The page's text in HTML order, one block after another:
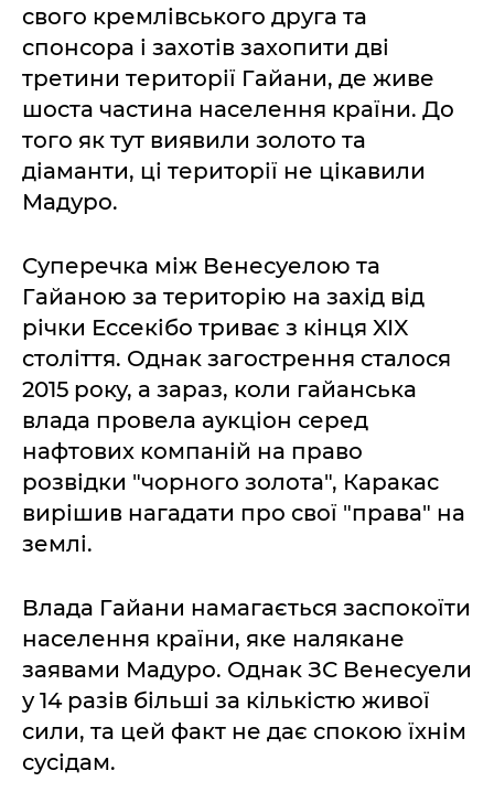
свого кремлівського друга та
спонсора і захотів захопити дві
третини території Гайани, де живе
шоста частина населення країни. До
того як тут виявили золото та
діаманти, ці території не цікавили
Мадуро.
Суперечка між Венесуелою та
Гайаною за територію на захід від
річки Ессекібо триває з кінця XIX
століття. Однак загострення сталося
2015 року, а зараз, коли гайанська
влада провела аукціон серед
нафтових компаній на право
розвідки "чорного золота", Каракас
вирішив нагадати про свої "права" на
землі.
Влада Гайани намагається заспокоїти
населення країни, яке налякане
заявами Мадуро. Однак ЗС Венесуели
у 14 разів більші за кількістю живої
сили, та цей факт не дає спокою їхнім
сусідам.